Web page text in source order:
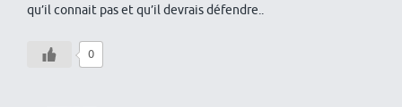
qu’il connait pas et qu’il devrais défendre..
0